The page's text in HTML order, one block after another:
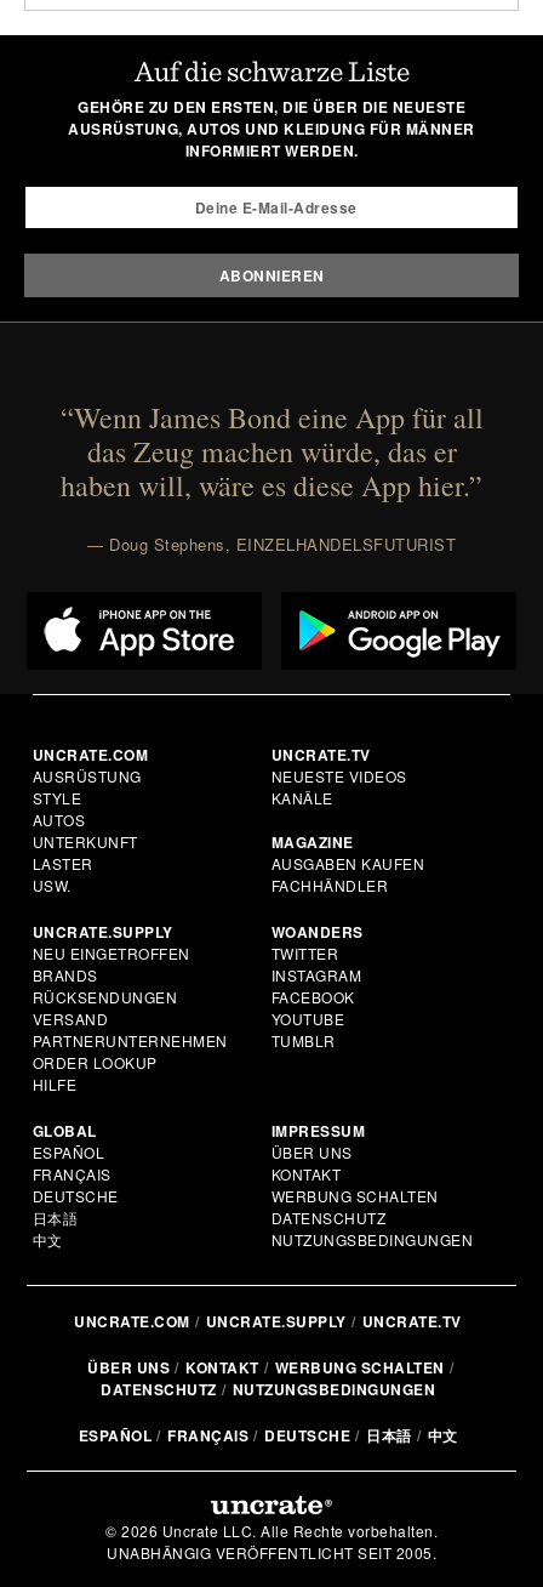
Auf die schwarze Liste
GEHÖRE ZU DEN ERSTEN, DIE ÜBER DIE NEUESTE
AUSRÜSTUNG, AUTOS UND KLEIDUNG FÜR MÄNNER
INFORMIERT WERDEN.
“Wenn James Bond eine App für all
das Zeug machen würde, das er
haben will, wäre es diese App hier.”
— Doug Stephens, EINZELHANDELSFUTURIST
UNCRATE.COM
AUSRÜSTUNG
STYLE
AUTOS
UNTERKUNFT
LASTER
USW.
UNCRATE.TV
NEUESTE VIDEOS
KANÄLE
MAGAZINE
AUSGABEN KAUFEN
FACHHÄNDLER
UNCRATE.SUPPLY
NEU EINGETROFFEN
BRANDS
RÜCKSENDUNGEN
VERSAND
PARTNERUNTERNEHMEN
ORDER LOOKUP
HILFE
WOANDERS
TWITTER
INSTAGRAM
FACEBOOK
YOUTUBE
TUMBLR
GLOBAL
ESPAÑOL
FRANÇAIS
DEUTSCHE
日本語
中文
IMPRESSUM
ÜBER UNS
KONTAKT
WERBUNG SCHALTEN
DATENSCHUTZ
NUTZUNGSBEDINGUNGEN
UNCRATE.COM UNCRATE.SUPPLY UNCRATE.TV
ÜBER UNS KONTAKT
WERBUNG SCHALTEN
DATENSCHUTZ
NUTZUNGSBEDINGUNGEN
ESPAÑOL FRANÇAIS DEUTSCHE 日本語 中文
© 2026 Uncrate LLC. Alle Rechte vorbehalten.
UNABHÄNGIG VERÖFFENTLICHT SEIT 2005.